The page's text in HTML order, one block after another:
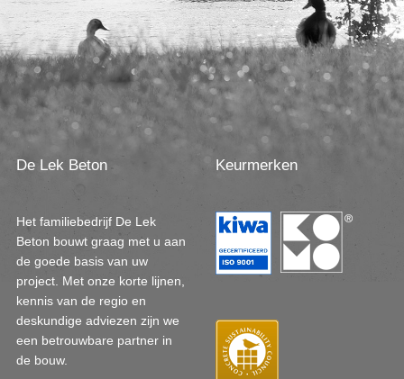
De Lek Beton
Het familiebedrijf De Lek
Beton bouwt graag met u aan
de goede basis van uw
project. Met onze korte lijnen,
kennis van de regio en
deskundige adviezen zijn we
een betrouwbare partner in
de bouw.
Keurmerken